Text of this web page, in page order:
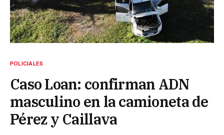
POLICIALES
Caso Loan: confirman ADN
masculino en la camioneta de
Pérez y Caillava